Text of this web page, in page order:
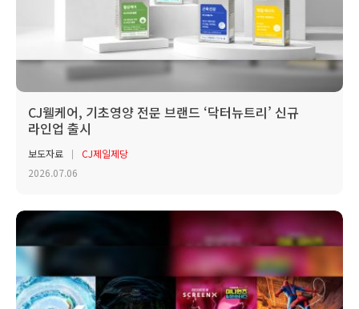
CJ웰케어, 기초영양 전문 브랜드 ‘닥터뉴트리’ 신규
라인업 출시
보도자료
CJ제일제당
2026.07.06